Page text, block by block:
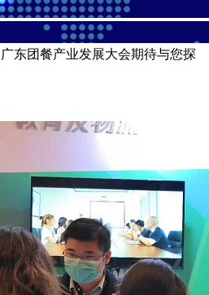
广东团餐产业发展大会期待与您探